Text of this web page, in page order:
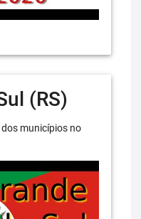
(RS)
municípios no